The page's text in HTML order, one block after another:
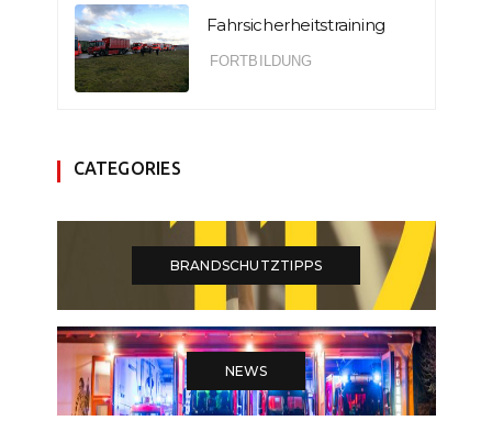
Fahrsicherheitstraining
FORTBILDUNG
CATEGORIES
BRANDSCHUTZTIPPS
NEWS